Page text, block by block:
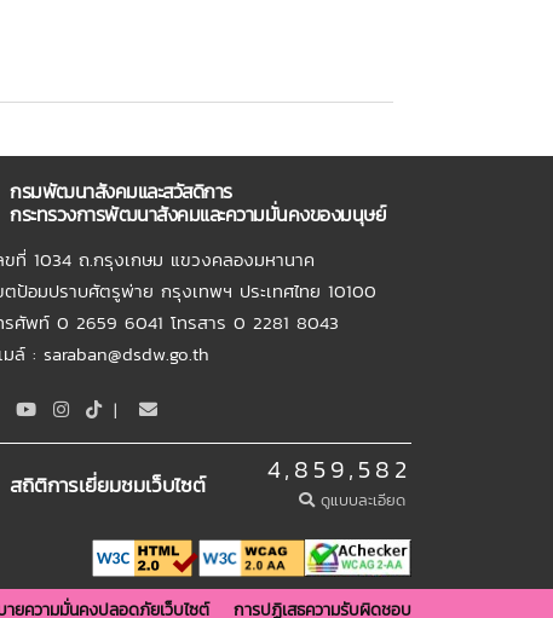
กรมพัฒนาสังคมและสวัสดิการ
กระทรวงการพัฒนาสังคมและความมั่นคงของมนุษย์
ขที่ 1034 ถ.กรุงเกษม แขวงคลองมหานาค
ตป้อมปราบศัตรูพ่าย กรุงเทพฯ ประเทศไทย 10100
รศัพท์ 0 2659 6041 โทรสาร 0 2281 8043
มล์ : saraban@dsdw.go.th
|
สถิติการเยี่ยมชมเว็บไซต์ 4,859,582
ดูแบบละเอียด
ายความมั่นคงปลอดภัยเว็บไซต์ การปฏิเสธความรับผิดชอบ